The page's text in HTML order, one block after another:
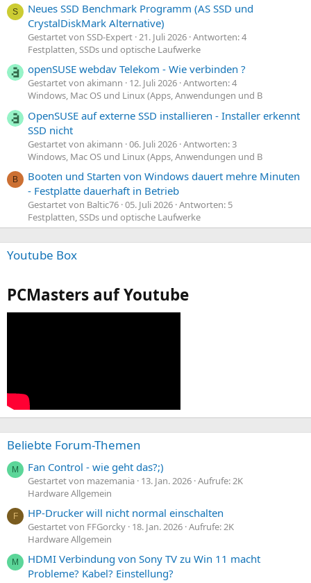
S
Neues SSD Benchmark Programm (AS SSD und
CrystalDiskMark Alternative)
Gestartet von SSD-Expert 21. Juli 2026 Antworten: 4
Festplatten, SSDs und optische Laufwerke
openSUSE webdav Telekom - Wie verbinden ?
Gestartet von akimann 12. Juli 2026 Antworten: 4
Windows, Mac OS und Linux (Apps, Anwendungen und B
OpenSUSE auf externe SSD installieren - Installer erkennt
SSD nicht
Gestartet von akimann 06. Juli 2026 Antworten: 3
Windows, Mac OS und Linux (Apps, Anwendungen und B
B
Booten und Starten von Windows dauert mehre Minuten
- Festplatte dauerhaft in Betrieb
Gestartet von Baltic76 05. Juli 2026 Antworten: 5
Festplatten, SSDs und optische Laufwerke
Youtube Box
PCMasters auf Youtube
Beliebte Forum-Themen
M Fan Control - wie geht das?;)
Gestartet von mazemania 13. Jan. 2026 Aufrufe: 2K
Hardware Allgemein
F HP-Drucker will nicht normal einschalten
Gestartet von FFGorcky 18. Jan. 2026 Aufrufe: 2K
Hardware Allgemein
M
HDMI Verbindung von Sony TV zu Win 11 macht
Probleme? Kabel? Einstellung?